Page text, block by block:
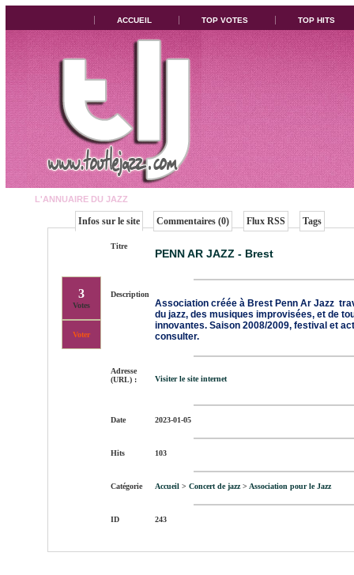
ACCUEIL TOP VOTES TOP HITS
L'ANNUAIRE DU JAZZ
Infos sur le site Commentaires (0) Flux RSS Tags
3
Votes
Voter
Titre
PENN AR JAZZ - Brest
Description
Association créée à Brest Penn Ar Jazz
du jazz, des musiques improvisées, et de
innovantes. Saison 2008/2009, festival et
consulter.
Adresse
(URL) :
Visiter le site internet
Date 2023-01-05
Hits 103
Catégorie Accueil > Concert de jazz> Association pour le Jazz
ID 243